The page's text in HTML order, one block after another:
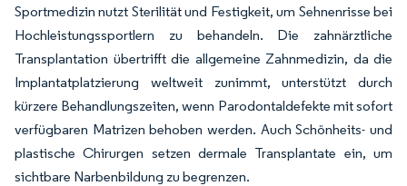
Sportmedizin nutzt Sterilität und Festigkeit, um Sehnenrisse bei
Hochleistungssportlern zu behandeln. Die zahnärztliche
Transplantation übertrifft die allgemeine Zahnmedizin, da die
Implantatplatzierung weltweit zunimmt, unterstützt durch
kürzere Behandlungszeiten, wenn Parodontaldefekte mit sofort
verfügbaren Matrizen behoben werden. Auch Schönheits- und
plastische Chirurgen setzen dermale Transplantate ein, um
sichtbare Narbenbildung zu begrenzen.